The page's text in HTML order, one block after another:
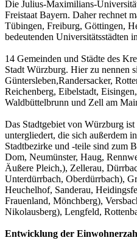
Die Julius-Maximilians-
Freistaat Bayern. Daher rechnet
Tübingen, Freiburg, Göttingen,
bedeutenden Universitätsstädten
14 Gemeinden und Städte des
Stadt Würzburg. Hier zu nennen
Güntersleben,Randersacker,
Reichenberg, Eibelstadt,
Waldbüttelbrunn und Zell am
Das Stadtgebiet von Würzburg
untergliedert, die sich außerdem
Stadtbezirke und -teile sind zum
Dom, Neumünster, Haug,
Äußere Pleich,), Zellerau,
Unterdürrbach, Oberdürrbach),
Heuchelhof, Sanderau,
Frauenland, Mönchberg),
Nikolausberg), Lengfeld,
Entwicklung der